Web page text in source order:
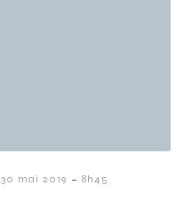
30 mai 2019 - 8h45